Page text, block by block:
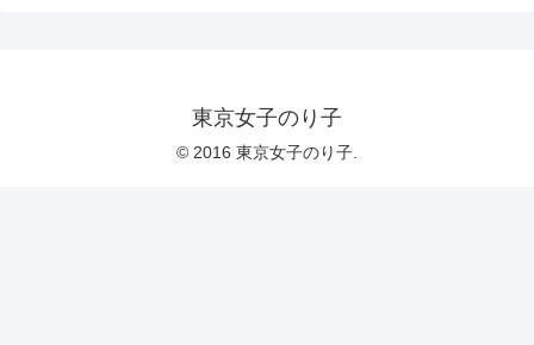
東京女子のり子
© 2016 東京女子のり子.